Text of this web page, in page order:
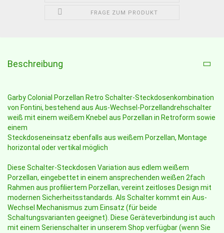
FRAGE ZUM PRODUKT
Beschreibung
Garby Colonial Porzellan Retro Schalter-Steckdosenkombination
von Fontini, bestehend aus Aus-Wechsel-Porzellandrehschalter
weiß mit einem weißem Knebel aus Porzellan in Retroform sowie
einem
Steckdoseneinsatz ebenfalls aus weißem Porzellan, Montage
horizontal oder vertikal möglich
Diese Schalter-Steckdosen Variation aus edlem weißem
Porzellan, eingebettet in einem ansprechenden weißen 2fach
Rahmen aus profiliertem Porzellan, vereint zeitloses Design mit
modernen Sicherheitsstandards. Als Schalter kommt ein Aus-
Wechsel Mechanismus zum Einsatz (für beide
Schaltungsvarianten geeignet). Diese Geräteverbindung ist auch
mit einem Serienschalter in unserem Shop verfügbar (wenn Sie